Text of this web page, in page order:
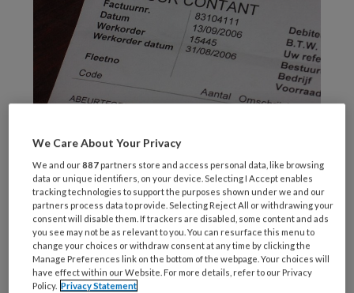
ProVoet adviseert de leden om nu hun
lidmaatschap door te lopen. Dat doe je in ‘Mijn
ProVoet > Mijn Modules’. “Wil je iedere twee
maanden het mooie Voetenwerk Magazine
ontvangen? Vink deze module dan aan.” Kijk
ook naar de AVG-module: hiermee zorg je dat
je voldoet aan de wetgeving rond het
We Care About Your Privacy
We and our887 partners store and access personal data, like browsing
data or unique identifiers, on your device. Selecting I Accept enables
tracking technologies to support the purposes shown under we and our
partners process data to provide. Selecting Reject All or withdrawing your
consent will disable them. If trackers are disabled, some content and ads
you see may not be as relevant to you. You can resurface this menu to
change your choices or withdraw consent at any time by clicking the
Manage Preferences link on the bottom of the webpage. Your choices will
have effect within our Website. For more details, refer to our Privacy
Policy. Privacy Statement